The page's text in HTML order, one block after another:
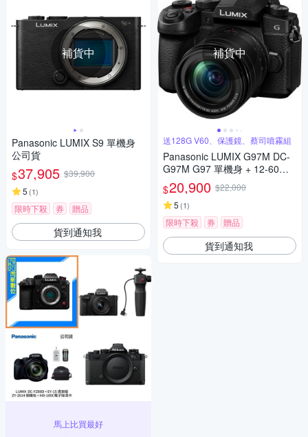
補貨中
Panasonic LUMIX S9 單機身
公司貨
$37,905 $39,900
5 (1)
限時下殺 券 贈品
貨到通知我
馬上比買最好
補貨中
送128G V60、保護鏡、蔡司噴霧組
Panasonic LUMIX G97M DC-
G97M G97 單機身 + 12-60mm
變焦鏡組 公司貨
$20,900 $22,000
5 (1)
限時下殺 券 贈品
貨到通知我